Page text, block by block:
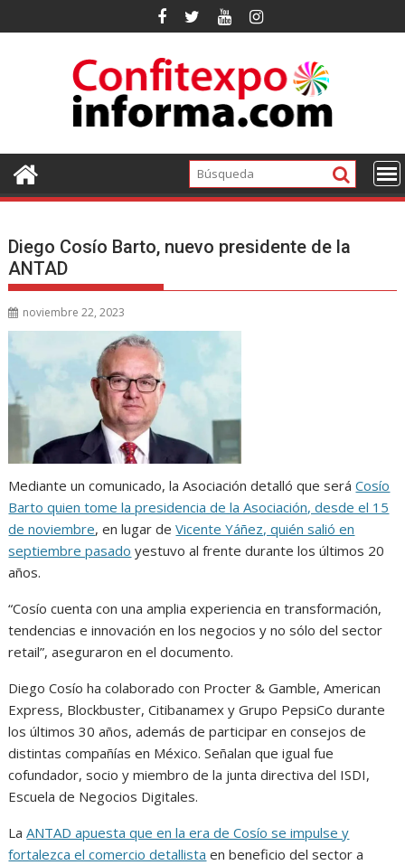
al
Diego Cosío Barto, nuevo presidente de la
ANTAD
noviembre 22, 2023
Mediante un comunicado, la Asociación detalló que seráCosío
Barto quien tome la presidencia de la Asociación, desde el 15
de noviembre, en lugar deVicente Yáñez, quién salió en
septiembre pasado yestuvo al frente durante los últimos 20
años.
“Cosío cuenta con una amplia experiencia en transformación,
tendencias e innovación en los negocios y no sólo del sector
retail”, aseguraron en el documento.
Diego Cosío ha colaborado con Procter & Gamble, American
Express, Blockbuster, Citibanamex y Grupo PepsiCo durante
los últimos 30 años, además de participar en consejos de
distintas compañías en México. Señalan que igual fue
cofundador, socio y miembro de la junta directiva del ISDI,
Escuela de Negocios Digitales.
LaANTAD apuesta que en la era de Cosío se impulse y
fortalezca el comercio detallista en beneficio del sector a